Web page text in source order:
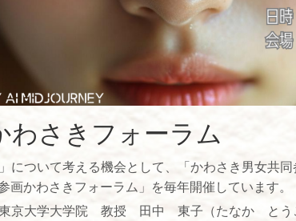
わさきフォーラム
について考える機会として、「かわさき男女共
画かわさきフォーラム」を毎年開催しています。
京大学大学院 教授 田中 東子（たなか とう